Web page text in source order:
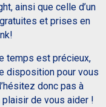
ainsi que celle d’un
et prises en
temps est précieux,
disposition pour vous
donc pas à
de vous aider !